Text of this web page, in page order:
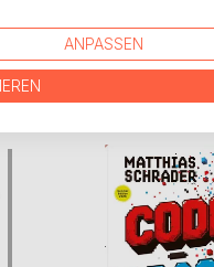
BEIBoD
ANPASSEN